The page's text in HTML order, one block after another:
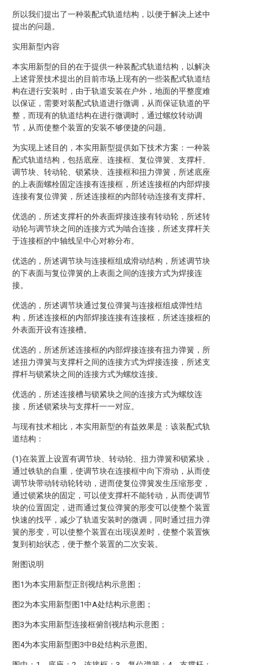
所以我们提出了一种装配式轨道结构，以便于解决上述中
提出的问题。
实用新型内容
本实用新型的目的在于提供一种装配式轨道结构，以解决
上述背景技术提出的目前市场上现有的一些装配式轨道结
构在进行安装时，由于轨道安装在户外，地面的平整度难
以保证，需要对装配式轨道进行微调，从而保证轨道的平
整，而现有的轨道结构在进行微调时，通过螺纹转动调
节，从而使整个装置的安装不够便捷的问题。
为实现上述目的，本实用新型提供如下技术方案：一种装
配式轨道结构，包括底座、连接框、复位弹簧、支撑杆、
调节块、转动轮、锁紧块、连接框和扭力弹簧，所述底座
的上表面螺栓固定连接有连接框，所述连接框的内部焊接
连接有复位弹簧，所述连接框的内部转动连接有支撑杆。
优选的，所述支撑杆的外表面焊接连接有转动轮，所述转
动轮与调节块之间的连接方式为啮合连接，所述支撑杆关
于连接框的中轴线呈中心对称分布。
优选的，所述调节块与连接框组成滑动结构，所述调节块
的下表面与复位弹簧的上表面之间的连接方式为焊接连
接。
优选的，所述调节块通过复位弹簧与连接框组成弹性结
构，所述连接框的内部焊接连接有连接框，所述连接框的
外表面开设有连接槽。
优选的，所述所述连接框的内部焊接连接有扭力弹簧，所
述扭力弹簧与支撑杆之间的连接方式为焊接连接，所述支
撑杆与锁紧块之间的连接方式为螺纹连接。
优选的，所述连接槽与锁紧块之间的连接方式为螺纹连
接，所述锁紧块与支撑杆一一对应。
与现有技术相比，本实用新型的有益效果是：该装配式轨
道结构：
(1)在装置上设置有调节块、转动轮、扭力弹簧和锁紧块，
通过铁轨的自重，使调节块在连接框中向下滑动，从而使
调节块带动转动轮转动，进而使复位弹簧发生压缩形变，
通过锁紧块的固定，可以使支撑杆不能转动，从而使调节
块的位置固定，进而通过复位弹簧的形变可以使整个装置
快速的找平，减少了轨道安装时的微调，同时通过扭力弹
簧的形变，可以使整个装置在出现误差时，使整个装置恢
复到初始状态，便于整个装置的二次安装。
附图说明
图1为本实用新型正剖视结构示意图；
图2为本实用新型图1中A处结构示意图；
图3为本实用新型连接框俯剖视结构示意图；
图4为本实用新型图3中B处结构示意图。